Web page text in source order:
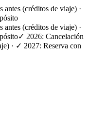
(créditos de viaje) ·
(créditos de viaje) ·
✓ 2026: Cancelación
· ✓ 2027: Reserva con